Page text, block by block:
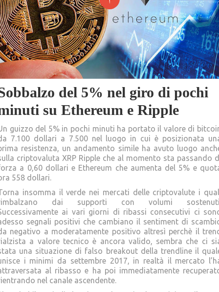
del 5% nel giro di pochi
su Ethereum e Ripple
guizzo del 5% in pochi minuti ha portato il valore di
7.100 dollari a 7.500 nel luogo in cui è posizionata
resistenza, un andamento simile ha avuto luogo
criptovaluta XRP Ripple che al momento sta passando
a 0,60 dollari e Ethereum che aumenta del 5% e
558 dollari.
insomma il verde nei mercati delle criptovalute i
dai supporti con volumi
ai vari giorni di ribassi consecutivi ci
segnali positivi che cambiano il sentiment di
negativo a moderatamente positivo altresì perchè il
a valore tecnico è ancora valido, sembra che ci
una situazione di falso breakout della trendline il
i minimi da settembre 2017, in realtà il mercato
al ribasso e ha poi immediatamente
nel canale ascendente.